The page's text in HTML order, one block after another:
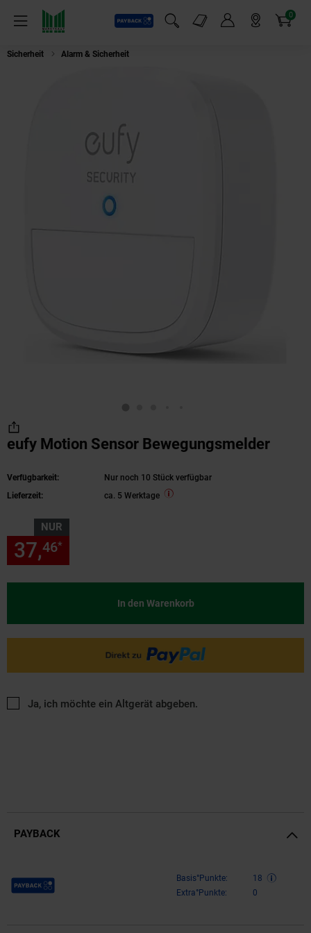
Menü
Payback
Suchfeld einblenden
Markt-Angebote 0
Artikel
Sicherheit Alarm & Sicherheit
eufy Motion Sensor Bewegungsmelder
Verfügbarkeit:
Nur noch 10 Stück verfügbar
Lieferzeit:
ca. 5 Werktage
NUR
37,46*
In den Warenkorb
Ja, ich möchte ein Altgerät abgeben.
PAYBACK
Payback Punkte Basis°Punkte:
18
Extra°Punkte:
0